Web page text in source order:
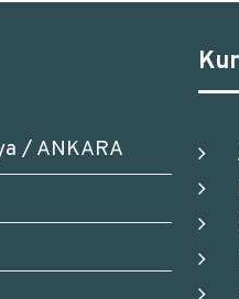
/ ANKARA